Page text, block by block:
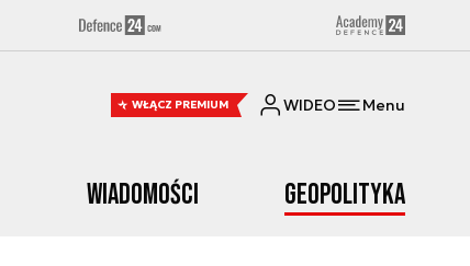
WŁĄCZ PREMIUM WIDEO Menu
Wiadomości Geopolityka